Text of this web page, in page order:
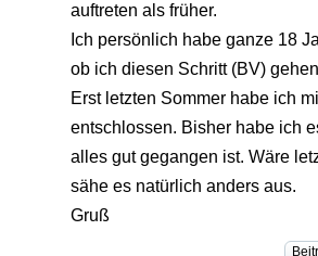
auftreten als früher.
Ich persönlich habe ganze 18
ob ich diesen Schritt (BV)
Erst letzten Sommer habe ich
entschlossen. Bisher habe ich
alles gut gegangen ist. Wäre
sähe es natürlich anders aus.
Gruß